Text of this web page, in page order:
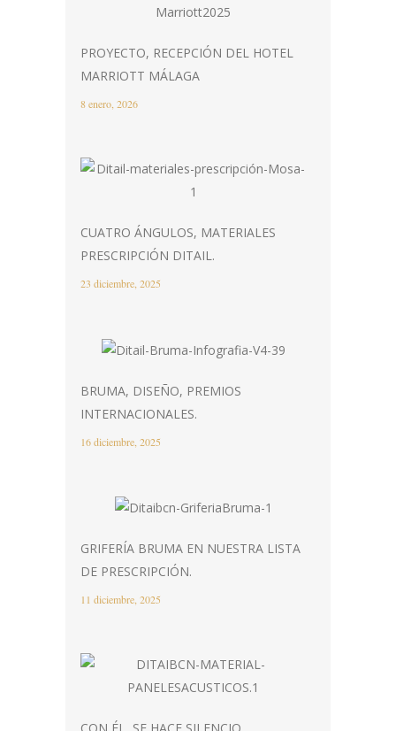
PROYECTO, RECEPCIÓN DEL HOTEL
MARRIOTT MÁLAGA
8 enero, 2026
CUATRO ÁNGULOS, MATERIALES
PRESCRIPCIÓN DITAIL.
23 diciembre, 2025
BRUMA, DISEÑO, PREMIOS
INTERNACIONALES.
16 diciembre, 2025
GRIFERÍA BRUMA EN NUESTRA LISTA
DE PRESCRIPCIÓN.
11 diciembre, 2025